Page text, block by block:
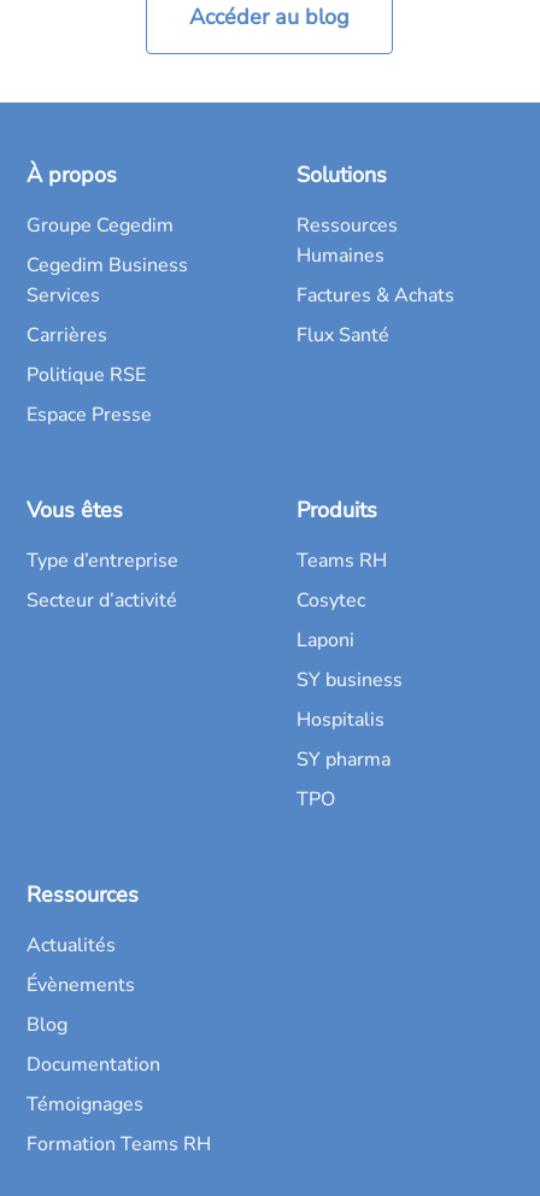
Accéder au blog
À propos
Groupe Cegedim
Cegedim Business
Services
Carrières
Politique RSE
Espace Presse
Solutions
Ressources
Humaines
Factures & Achats
Flux Santé
Vous êtes
Type d’entreprise
Secteur d’activité
Produits
Teams RH
Cosytec
Laponi
SY business
Hospitalis
SY pharma
TPO
Ressources
Actualités
Évènements
Blog
Documentation
Témoignages
Formation Teams RH